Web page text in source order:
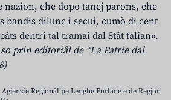
nazion, che dopo tancj parons, che
bandis dilunc i secui, cumò di cent
dentri tal tramai dal Stât talian».
prin editoriâl de “La Patrie dal
Regjonâl pe Lenghe Furlane e de Regjon